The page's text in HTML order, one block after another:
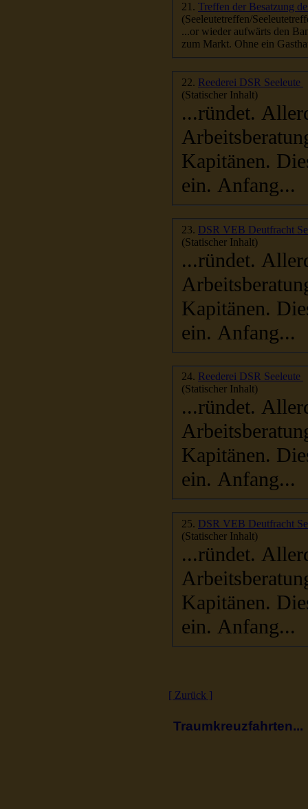
21. Treffen der Besatzung
(Seeleutetreffen/
...or wieder aufwärts den
zum Markt. Ohne ein
22. Reederei DSR Seeleute
(Statischer Inhalt)
...ründet. Allerdings waren es nach allgemeiner Kenntnis nur
Kapitänen.
ein. Anfang...
23.
(Statischer Inhalt)
...ründet. Allerdings waren es nach allgemeiner Kenntnis nur
Kapitänen.
ein. Anfang...
24. Reederei DSR Seeleute
(Statischer Inhalt)
...ründet. Allerdings waren es nach allgemeiner Kenntnis nur
Kapitänen.
ein. Anfang...
25.
(Statischer Inhalt)
...ründet. Allerdings waren es nach allgemeiner Kenntnis nur
Kapitänen.
ein. Anfang...
[ Zurück ]
Traumkreuzfahrten...